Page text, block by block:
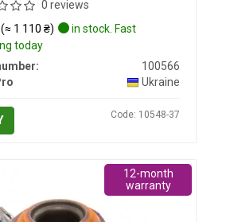
0 reviews
(≈ 1 110 ₴)
in stock. Fast
today
100566
Ukraine
Code: 10548-37
12-month
warranty